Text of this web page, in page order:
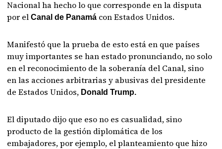
Nacional ha hecho lo que corresponde en la disputa
por elCanal de Panamá con Estados Unidos.
Manifestó que la prueba de esto está en que países
muy importantes se han estado pronunciando, no solo
en el reconocimiento de la soberanía del Canal, sino
en las acciones arbitrarias y abusivas del presidente
de Estados Unidos, Donald Trump.
El diputado dijo que eso no es casualidad, sino
producto de la gestión diplomática de los
embajadores, por ejemplo, el planteamiento que hizo